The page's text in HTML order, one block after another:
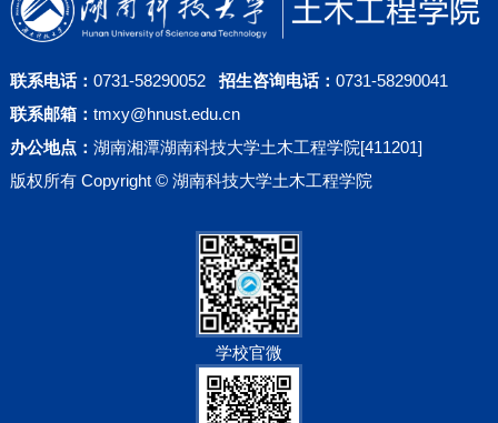
联系电话： 0731-58290052 招生咨询电话： 0731-58290041
联系邮箱： tmxy@hnust.edu.cn
办公地点： 湖南湘潭湖南科技大学土木工程学院[411201]
版权所有 Copyright © 湖南科技大学土木工程学院
学校官微